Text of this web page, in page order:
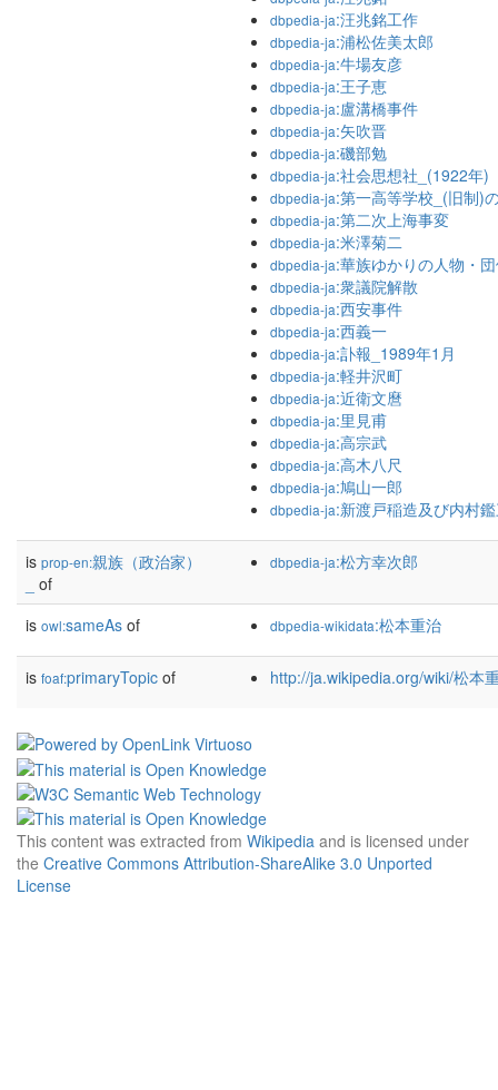
dbpedia-ja:汪兆銘工作
dbpedia-ja:浦松佐美太郎
dbpedia-ja:牛場友彦
dbpedia-ja:王子恵
dbpedia-ja:盧溝橋事件
dbpedia-ja:矢吹晋
dbpedia-ja:磯部勉
dbpedia-ja:社会思想社_(1922年)
dbpedia-ja:第一高等学校_(旧制)
dbpedia-ja:第二次上海事変
dbpedia-ja:米澤菊二
dbpedia-ja:華族ゆかりの人物・
dbpedia-ja:衆議院解散
dbpedia-ja:西安事件
dbpedia-ja:西義一
dbpedia-ja:訃報_1989年1月
dbpedia-ja:軽井沢町
dbpedia-ja:近衛文麿
dbpedia-ja:里見甫
dbpedia-ja:高宗武
dbpedia-ja:高木八尺
dbpedia-ja:鳩山一郎
dbpedia-ja:新渡戸稲造及び内村
is prop-en:親族（政治家）
of
dbpedia-ja:松方幸次郎
is owl:sameAs of dbpedia-wikidata:松本重治
is foaf:primaryTopic of http://ja.wikipedia.org/wiki/松本
This content was extracted from Wikipedia and is licensed under
the Creative Commons Attribution-ShareAlike 3.0 Unported
License